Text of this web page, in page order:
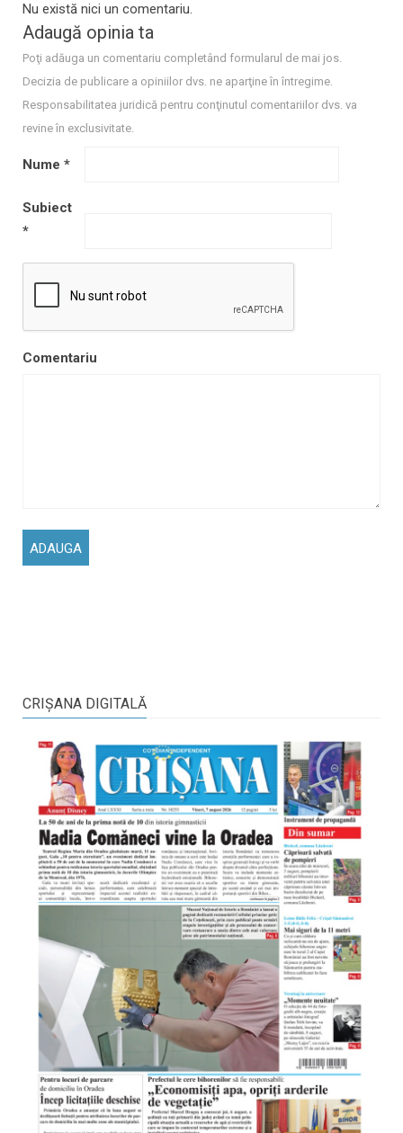
Nu există nici un comentariu.
Adaugă opinia ta
Poţi adăuga un comentariu completând formularul de mai jos.
Decizia de publicare a opiniilor dvs. ne aparţine în întregime.
Responsabilitatea juridică pentru conţinutul comentariilor dvs. va
revine în exclusivitate.
Nume *
Subiect
*
Comentariu
CRIŞANA DIGITALĂ